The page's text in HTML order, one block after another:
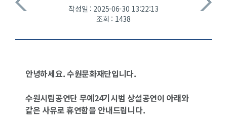
작성일 : 2025-06-30 13:22:13
조회 : 1438
안녕하세요. 수원문화재단입니다.
수원시립공연단 무예24기시범 상설공연이 아래와
같은 사유로 휴연함을 안내드립니다.